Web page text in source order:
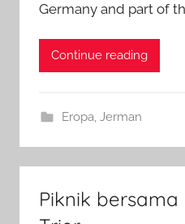
Germany and part of
Continue reading
Eropa, Jerman
Piknik